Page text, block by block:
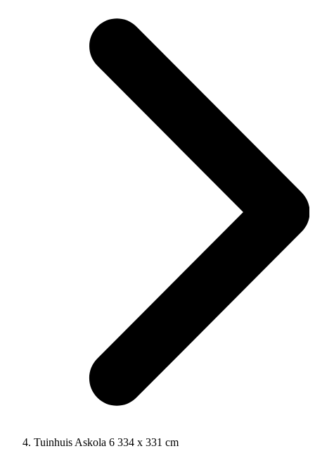
Tuinhuis Askola 6 334 x 331 cm